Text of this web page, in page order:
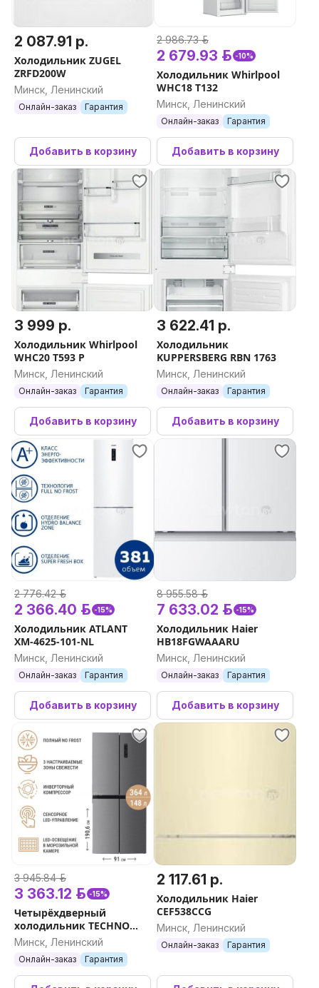
2 087.91 р.
Холодильник ZUGEL
ZRFD200W
Минск, Ленинский
Онлайн-заказ Гарантия
Добавить в корзину
2 986.73 р.
2 679.93 р. -10%
Холодильник Whirlpool
WHC18 T132
Минск, Ленинский
Онлайн-заказ Гарантия
Добавить в корзину
3 999 р.
Холодильник Whirlpool
WHC20 T593 P
Минск, Ленинский
Онлайн-заказ Гарантия
Добавить в корзину
3 622.41 р.
Холодильник
KUPPERSBERG RBN 1763
Минск, Ленинский
Онлайн-заказ Гарантия
Добавить в корзину
2 776.42 р.
2 366.40 р. -15%
Холодильник ATLANT
ХМ-4625-101-NL
Минск, Ленинский
Онлайн-заказ Гарантия
Добавить в корзину
8 955.58 р.
7 633.02 р. -15%
Холодильник Haier
HB18FGWAAARU
Минск, Ленинский
Онлайн-заказ Гарантия
Добавить в корзину
3 945.84 р.
3 363.12 р. -15%
Четырёхдверный
холодильник TECHNO
FF4-73
Минск, Ленинский
Онлайн-заказ Гарантия
2 117.61 р.
Холодильник Haier
CEF538CCG
Минск, Ленинский
Онлайн-заказ Гарантия